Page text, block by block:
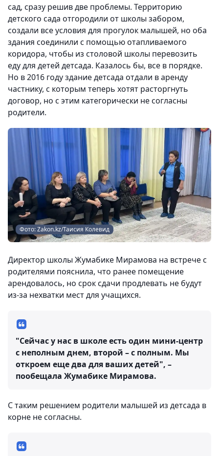
сад, сразу решив две проблемы. Территорию
детского сада отгородили от школы забором,
создали все условия для прогулок малышей, но оба
здания соединили с помощью отапливаемого
коридора, чтобы из столовой школы перевозить
еду для детей детсада. Казалось бы, все в порядке.
Но в 2016 году здание детсада отдали в аренду
частнику, с которым теперь хотят расторгнуть
договор, но с этим категорически не согласны
родители.
Фото: Zakon.kz/Таисия Колевид
Директор школы Жумабике Мирамова на встрече с
родителями пояснила, что ранее помещение
арендовалось, но срок сдачи продлевать не будут
из-за нехватки мест для учащихся.
"Сейчас у нас в школе есть один мини-центр
с неполным днем, второй – с полным. Мы
откроем еще два для ваших детей", –
пообещала Жумабике Мирамова.
С таким решением родители малышей из детсада в
корне не согласны.